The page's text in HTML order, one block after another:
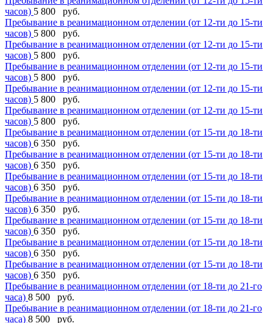
часов) 5 800 руб.
Пребывание в реанимационном отделении (от 12-ти до 15-ти
часов) 5 800 руб.
Пребывание в реанимационном отделении (от 12-ти до 15-ти
часов) 5 800 руб.
Пребывание в реанимационном отделении (от 12-ти до 15-ти
часов) 5 800 руб.
Пребывание в реанимационном отделении (от 12-ти до 15-ти
часов) 5 800 руб.
Пребывание в реанимационном отделении (от 12-ти до 15-ти
часов) 5 800 руб.
Пребывание в реанимационном отделении (от 15-ти до 18-ти
часов) 6 350 руб.
Пребывание в реанимационном отделении (от 15-ти до 18-ти
часов) 6 350 руб.
Пребывание в реанимационном отделении (от 15-ти до 18-ти
часов) 6 350 руб.
Пребывание в реанимационном отделении (от 15-ти до 18-ти
часов) 6 350 руб.
Пребывание в реанимационном отделении (от 15-ти до 18-ти
часов) 6 350 руб.
Пребывание в реанимационном отделении (от 15-ти до 18-ти
часов) 6 350 руб.
Пребывание в реанимационном отделении (от 15-ти до 18-ти
часов) 6 350 руб.
Пребывание в реанимационном отделении (от 18-ти до 21-го
часа) 8 500 руб.
Пребывание в реанимационном отделении (от 18-ти до 21-го
часа) 8 500 руб.